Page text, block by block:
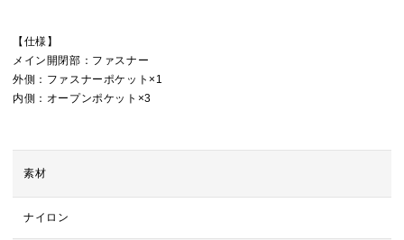
【仕様】
メイン開閉部：ファスナー
外側：ファスナーポケット×1
内側：オープンポケット×3
素材
ナイロン